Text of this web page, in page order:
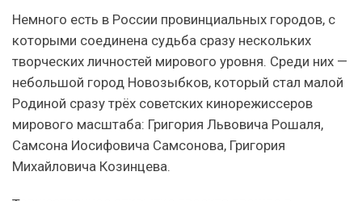
Немного есть в России провинциальных городов, с
которыми соединена судьба сразу нескольких
творческих личностей мирового уровня. Среди них —
небольшой город Новозыбков, который стал малой
Родиной сразу трёх советских кинорежиссеров
мирового масштаба: Григория Львовича Рошаля,
Самсона Иосифовича Самсонова, Григория
Михайловича Козинцева.